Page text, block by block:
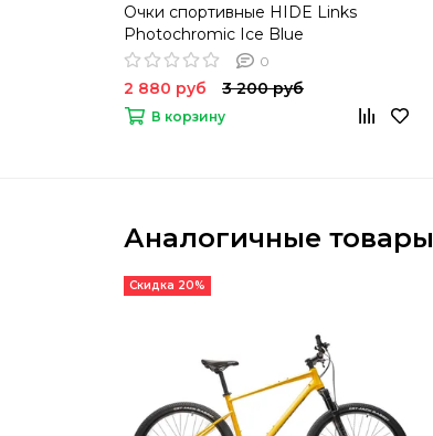
Очки спортивные HIDE Links
Photochromic Ice Blue
0
2 880 руб 3 200 руб
В корзину
Аналогичные товары
Скидка 20%